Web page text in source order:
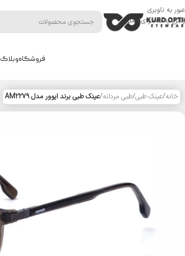
عبور به ناوبری
رفتن به محتوای اصلی
فروشگاهوبلاگ
خانه/عینک طبی/طبی مردانه/عینک طبی برند ایوور مدل AM2279